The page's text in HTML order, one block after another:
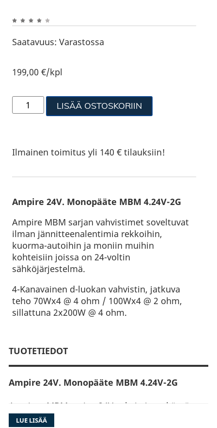
Saatavuus: Varastossa
199,00€/kpl
LISÄÄ OSTOSKORIIN
Ilmainen toimitus yli 140 € tilauksiin!
Ampire 24V. Monopääte MBM 4.24V-2G
Ampire MBM sarjan vahvistimet soveltuvat
ilman jännitteenalentimia rekkoihin,
kuorma-autoihin ja moniin muihin
kohteisiin joissa on 24-voltin
sähköjärjestelmä.
4-Kanavainen d-luokan vahvistin, jatkuva
teho 70Wx4 @ 4 ohm / 100Wx4 @ 2 ohm,
sillattuna 2x200W @ 4 ohm.
TUOTETIEDOT
Ampire 24V. Monopääte MBM 4.24V-2G
Ampiren MBM-sarjan 24V vahvistimet käyvät
ilman jännitteenalentimia rekkoihin, kuorma-
LUE LISÄÄ